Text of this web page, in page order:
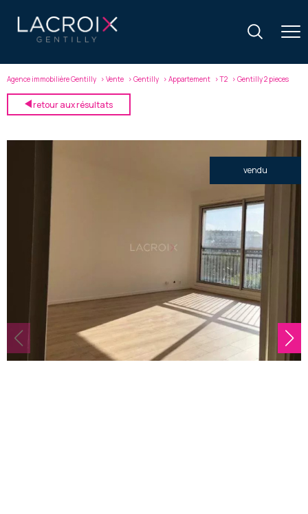
Agence immobilière Gentilly Vente Gentilly Appartement T2 Gentilly 2 pieces
retour aux résultats
vendu